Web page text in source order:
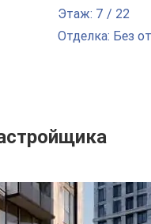
Этаж: 7 / 22
Отделка: Без